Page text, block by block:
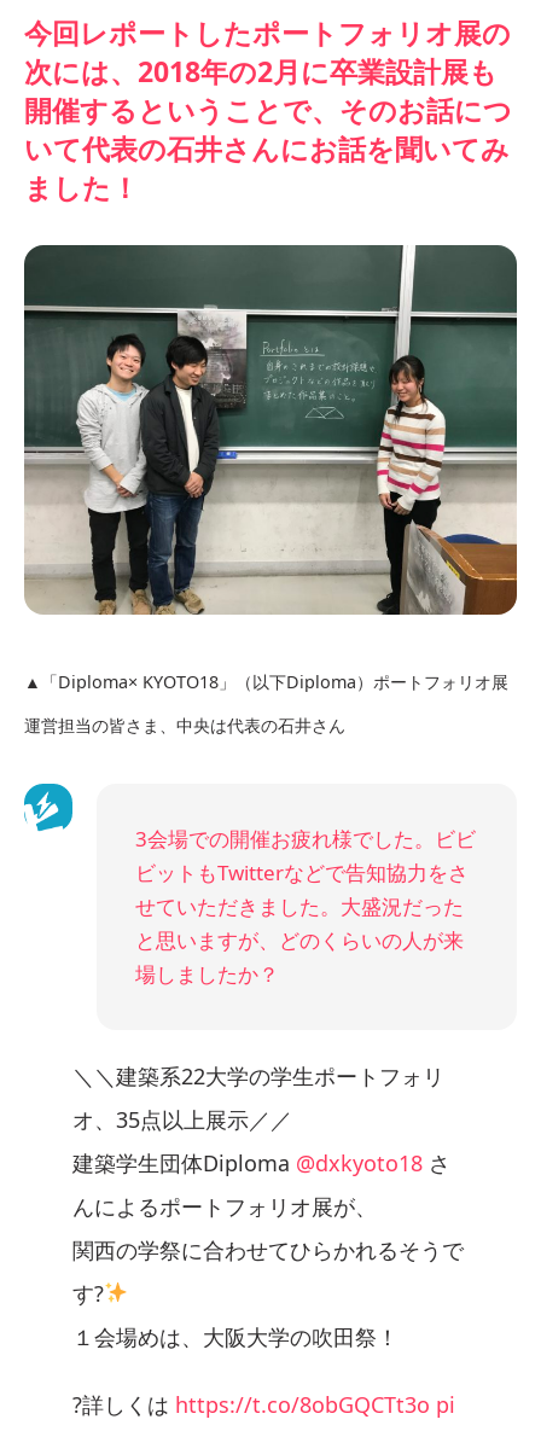
今回レポートしたポートフォリオ展の
次には、2018年の2月に卒業設計展も
開催するということで、そのお話につ
いて代表の石井さんにお話を聞いてみ
ました！
▲「Diploma× KYOTO18」（以下Diploma）ポートフォリオ展
運営担当の皆さま、中央は代表の石井さん
3会場での開催お疲れ様でした。ビビ
ビットもTwitterなどで告知協力をさ
せていただきました。大盛況だった
と思いますが、どのくらいの人が来
場しましたか？
＼＼建築系22大学の学生ポートフォリ
オ、35点以上展示／／
建築学生団体Diploma @dxkyoto18 さ
んによるポートフォリオ展が、
関西の学祭に合わせてひらかれるそうで
す?
１会場めは、大阪大学の吹田祭！
?詳しくは https://t.co/8obGQCTt3o pi